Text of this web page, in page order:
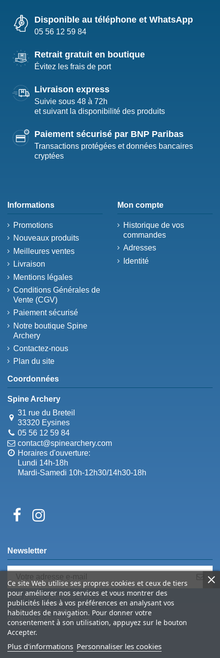
Disponible au téléphone et WhatsApp
05 56 12 59 84
Retrait gratuit en boutique
Évitez les frais de port
Livraison express
Suivie sous 48 à 72h
et suivant la disponibilité des produits
Paiement sécurisé par BNP Paribas
Transactions protégées et données bancaires
cryptées
Informations
Promotions
Nouveaux produits
Meilleures ventes
Livraison
Mentions légales
Conditions Générales de
Vente (CGV)
Paiement sécurisé
Notre boutique Spine
Archery
Contactez-nous
Plan du site
Mon compte
Historique de vos
commandes
Adresses
Identité
Coordonnées
Spine Archery
31 rue du Breteil
33320 Eysines
05 56 12 59 84
contact@spinearchery.com
Horaires d'ouverture:
Lundi 14h-18h
Mardi-Samedi 10h-12h30/14h30-18h
Ce site Web utilise ses propres cookies et ceux de tiers
pour améliorer nos services et vous montrer des
publicités liées à vos préférences en analysant vos
habitudes de navigation. Pour donner votre
consentement à son utilisation, appuyez sur le bouton
Accepter.
Plus d'informations Personnaliser les cookies
Newsletter
Vous pouvez vous désinscrire à tout
moment. Vous trouverez pour cela nos
informations de contact dans les
conditions d'utilisation du site.